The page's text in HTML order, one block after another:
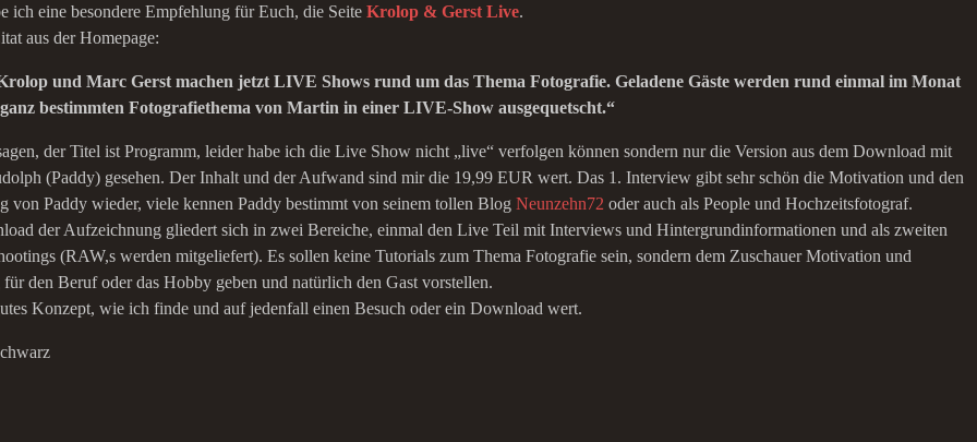
ich eine besondere Empfehlung für Euch, die Seite Krolop & Gerst Live.
aus der Homepage:
und Marc Gerst machen jetzt LIVE Shows rund um das Thema Fotografie. Geladene Gäste werden rund einmal im Monat
bestimmten Fotografiethema von Martin in einer LIVE-Show ausgequetscht.“
der Titel ist Programm, leider habe ich die Live Show nicht „live“ verfolgen können sondern nur die Version aus dem Download mit
(Paddy) gesehen. Der Inhalt und der Aufwand sind mir die 19,99 EUR wert. Das 1. Interview gibt sehr schön die Motivation und den
von Paddy wieder, viele kennen Paddy bestimmt von seinem tollen Blog Neunzehn72 oder auch als People und Hochzeitsfotograf.
der Aufzeichnung gliedert sich in zwei Bereiche, einmal den Live Teil mit Interviews und Hintergrundinformationen und als zweiten
(RAW,s werden mitgeliefert). Es sollen keine Tutorials zum Thema Fotografie sein, sondern dem Zuschauer Motivation und
den Beruf oder das Hobby geben und natürlich den Gast vorstellen.
Konzept, wie ich finde und auf jedenfall einen Besuch oder ein Download wert.